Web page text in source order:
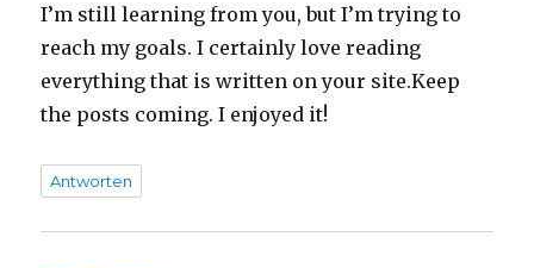
I’m still learning from you, but I’m trying to
reach my goals. I certainly love reading
everything that is written on your site.Keep
the posts coming. I enjoyed it!
Antworten